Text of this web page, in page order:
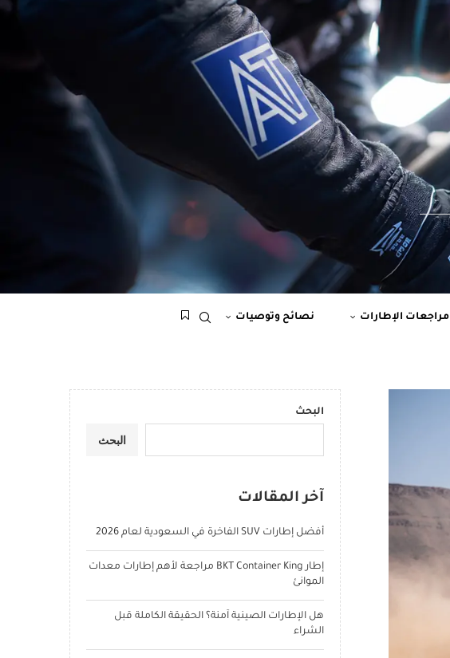
مراجعات الإطارات نصائح وتوصيات
البحث
البحث
آخر المقالات
أفضل إطارات SUV الفاخرة في السعودية لعام 2026
إطار BKT Container King مراجعة لأهم إطارات معدات
الموانئ
هل الإطارات الصينية آمنة؟ الحقيقة الكاملة قبل
الشراء